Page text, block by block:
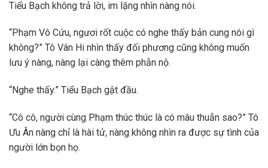
Tiểu Bạch không trả lời, im lặng nhìn nàng nói.
“Phạm Vô Cứu, ngươi rốt cuộc có nghe thấy bản cung nói gì
không?” Tô Vân Hi nhìn thấy đối phương cũng không muốn
lưu ý nàng, nàng lại càng thêm phẫn nộ.
“Nghe thấy.” Tiểu Bạch gật đầu.
“Cô cô, người cùng Phạm thúc thúc là có mâu thuẫn sao?” Tô
Ưu Ân nàng chỉ là hài tử, nàng không nhìn ra được sự tình của
người lớn bọn họ.